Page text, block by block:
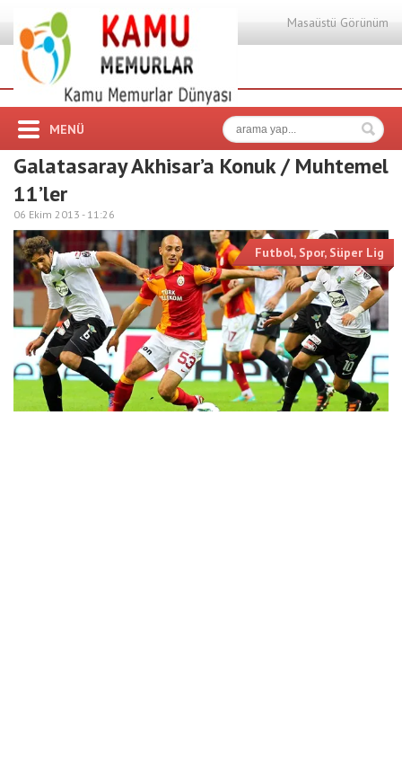
Masaüstü Görünüm
MENÜ
Galatasaray Akhisar’a Konuk / Muhtemel
11’ler
06 Ekim 2013 - 11:26
Futbol, Spor, Süper Lig